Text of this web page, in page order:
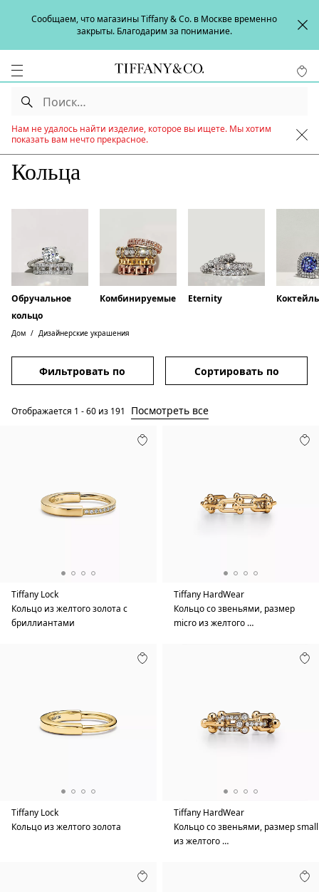
Сообщаем, что магазины Tiffany & Co. в Москве временно
закрыты. Благодарим за понимание.
Нам не удалось найти изделие, которое вы ищете. Мы хотим
показать вам нечто прекрасное.
Кольца
Обручальное
кольцо
Комбинируемые Eternity
Дом Дизайнерские украшения
Фильтровать по Сортировать по
Отображается 1 -60 из 191 Посмотреть все
Tiffany Lock
Кольцо из желтого золота с
бриллиантами
Tiffany HardWear
Кольцо со звеньями, размер
micro из желтого …
Tiffany Lock
Кольцо из желтого золота
Tiffany HardWear
Кольцо со звеньями, размер small
из желтого …